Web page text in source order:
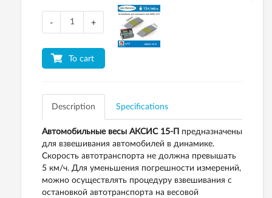
- +
To cart
Description Specifications
Автомобильные весы АКСИС 15-П
предназначены
для взвешивания автомобилей в динамике.
Скорость автотранспорта не должна превышать
5 км/ч. Для уменьшения погрешности измерений,
можно осуществлять процедуру взвешивания с
остановкой автотранспорта на весовой